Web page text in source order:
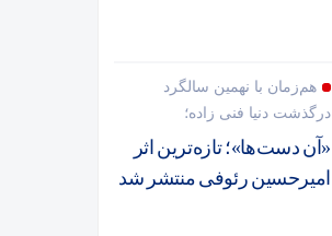
هم‌زمان با نهمین سالگرد
درگذشت دنیا فنی زاده؛
«آن دست‌ها»؛ تازه‌ترین اثر
امیرحسین رئوفی منتشر شد